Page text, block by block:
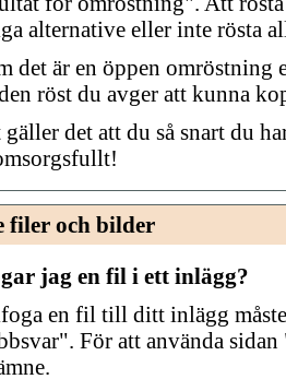
alternative eller inte rösta
det är en öppen
röst du avger att kunna
det att du så snart du
filer och bilder
jag en fil i ett inlägg?
en fil till ditt inlägg
För att använda